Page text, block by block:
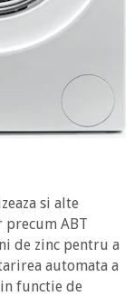
si alte
precum ABT
de zinc pentru a
automata a
functie de